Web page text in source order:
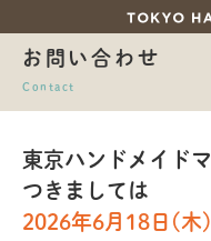
お問い合わせ
Contact
東京ハンドメイド
つきましては
2026年6月18日(木